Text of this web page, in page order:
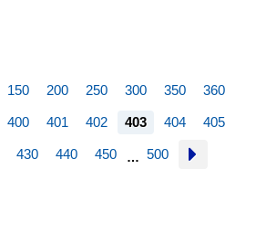
150 200 250 300 350 360
400 401 402 403 404 405
430 440 450 … 500